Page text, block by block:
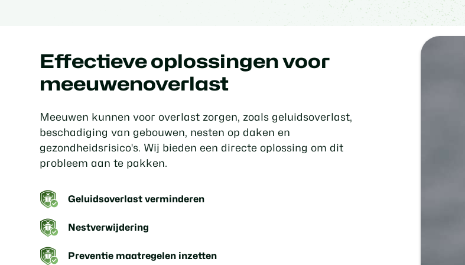
Effectieve oplossingen voor
meeuwenoverlast
Meeuwen kunnen voor overlast zorgen, zoals geluidsoverlast,
beschadiging van gebouwen, nesten op daken en
gezondheidsrisico's. Wij bieden een directe oplossing om dit
probleem aan te pakken.
Geluidsoverlast verminderen
Nestverwijdering
Preventie maatregelen inzetten